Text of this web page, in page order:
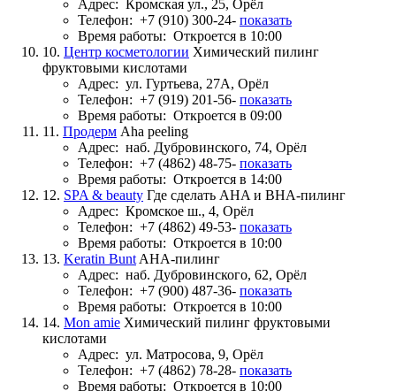
Адрес: Кромская ул., 25, Орёл
Телефон: +7 (910) 300-24- показать
Время работы: Откроется в 10:00
10. Центр косметологии Химический пилинг
фруктовыми кислотами
Адрес: ул. Гуртьева, 27А, Орёл
Телефон: +7 (919) 201-56- показать
Время работы: Откроется в 09:00
11. Продерм Aha peeling
Адрес: наб. Дубровинского, 74, Орёл
Телефон: +7 (4862) 48-75- показать
Время работы: Откроется в 14:00
12. SPA & beauty Где сделать AHA и BHA-пилинг
Адрес: Кромское ш., 4, Орёл
Телефон: +7 (4862) 49-53- показать
Время работы: Откроется в 10:00
13. Keratin Bunt AHA-пилинг
Адрес: наб. Дубровинского, 62, Орёл
Телефон: +7 (900) 487-36- показать
Время работы: Откроется в 10:00
14. Mon amie Химический пилинг фруктовыми
кислотами
Адрес: ул. Матросова, 9, Орёл
Телефон: +7 (4862) 78-28- показать
Время работы: Откроется в 10:00